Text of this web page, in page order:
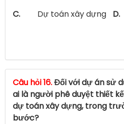
C. Dự toán xây dựng D.
Câu hỏi 16.Đối với dự án sử
ai là người phê duyệt thiết
dự toán xây dựng, trong
bước?